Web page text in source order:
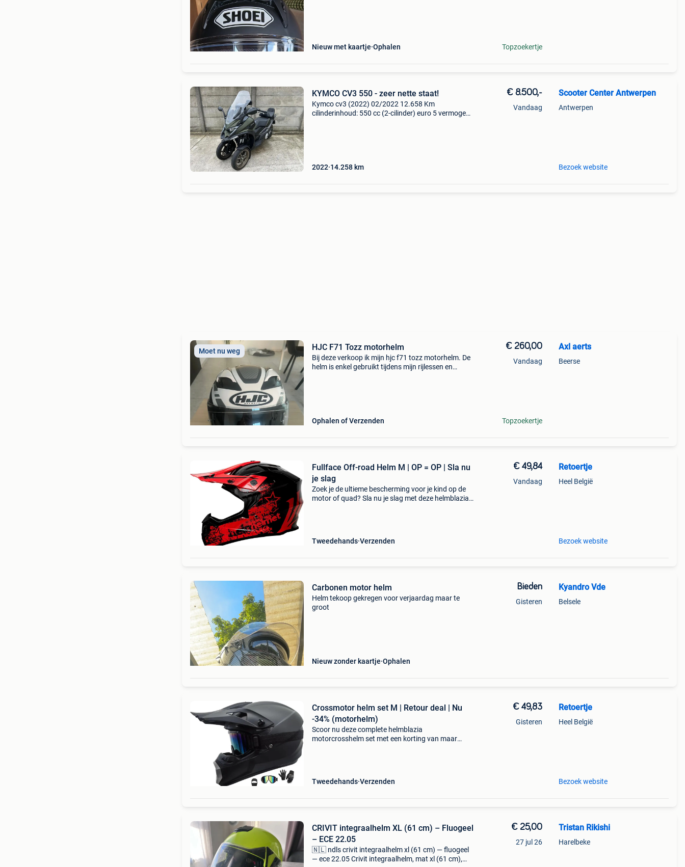
Nieuw met kaartje Ophalen Topzoekertje
KYMCO CV3 550 - zeer nette staat!
Kymco cv3 (2022) 02/2022 12.658 Km
cilinderinhoud: 550 cc (2-cilinder) euro 5 vermogen:
2022 14.258 km
€ 8.500,-
Vandaag
Scooter Center Antwerpen
Antwerpen
Bezoek website
Moet nu weg HJC F71 Tozz motorhelm
Bij deze verkoop ik mijn hjc f71 tozz motorhelm. De
helm is enkel gebruikt tijdens mijn rijlessen en
Ophalen of Verzenden
€ 260,00
Vandaag
Topzoekertje
Axl aerts
Beerse
Fullface Off-road Helm M | OP = OP | Sla nu
je slag
Zoek je de ultieme bescherming voor je kind op de
motor of quad? Sla nu je slag met deze helmblazia
Tweedehands Verzenden
€ 49,84
Vandaag
Retoertje
Heel België
Bezoek website
Carbonen motor helm
Helm tekoop gekregen voor verjaardag maar te
groot
Nieuw zonder kaartje Ophalen
Bieden
Gisteren
Kyandro Vde
Belsele
Crossmotor helm set M | Retour deal | Nu
-34% (motorhelm)
Scoor nu deze complete helmblazia
motorcrosshelm set met een korting van maar
Tweedehands Verzenden
€ 49,83
Gisteren
Retoertje
Heel België
Bezoek website
CRIVIT integraalhelm XL (61 cm) – Fluogeel
– ECE 22.05
🇳🇱 ndls crivit integraalhelm xl (61 cm) — fluogeel
— ece 22.05 Crivit integraalhelm, mat xl (61 cm),
€ 25,00
27 jul 26
Tristan Rikishi
Harelbeke